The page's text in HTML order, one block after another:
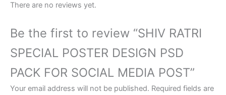
There are no reviews yet.
Be the first to review “SHIV RATRI
SPECIAL POSTER DESIGN PSD
PACK FOR SOCIAL MEDIA POST”
Your email address will not be published. Required fields are